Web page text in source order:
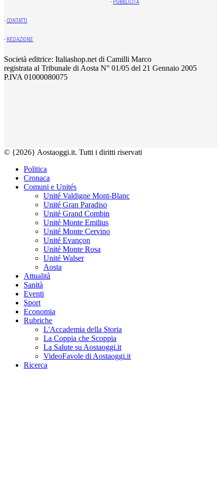
- PUBBLICITÀ
- CONTATTI
- REDAZIONE
Società editrice: Italiashop.net di Camilli Marco
registrata al Tribunale di Aosta N° 01/05 del 21 Gennaio 2005
P.IVA 01000080075
© {2026} Aostaoggi.it. Tutti i diritti riservati
Politica
Cronaca
Comuni e Unités
Unité Valdigne Mont-Blanc
Unité Gran Paradiso
Unité Grand Combin
Unité Monte Emilius
Unité Monte Cervino
Unité Evançon
Unité Monte Rosa
Unité Walser
Aosta
Attualità
Sanità
Eventi
Sport
Economia
Rubriche
L'Accademia della Storia
La Coppia che Scoppia
La Salute su Aostaoggi.it
VideoFavole di Aostaoggi.it
Ricerca